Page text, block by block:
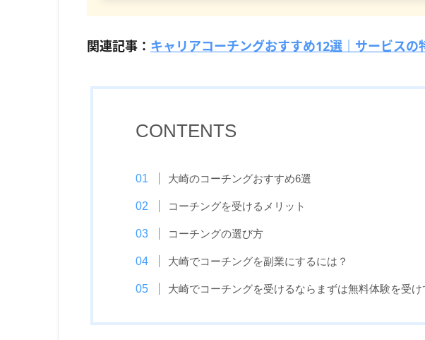
関連記事： キャリアコーチングおすすめ12選｜サービスの
CONTENTS
大崎のコーチングおすすめ6選
コーチングを受けるメリット
コーチングの選び方
大崎でコーチングを副業にするには？
大崎でコーチングを受けるならまずは無料体験を受け